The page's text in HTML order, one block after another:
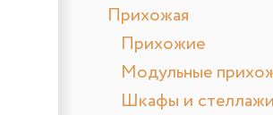
Прихожая
Прихожие
Модульные
Шкафы и стеллажи